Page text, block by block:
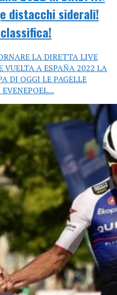
distacchi siderali!
LA DIRETTA LIVE
VUELTA A ESPAÑA 2022 LA
DI OGGI LE PAGELLE